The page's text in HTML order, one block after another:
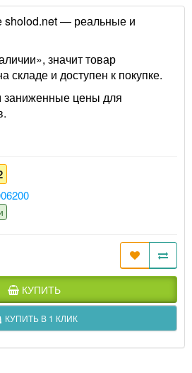
— реальные и
значит товар
складе и доступен к покупке.
цены для
КУПИТЬ
КУПИТЬ В 1 КЛИК